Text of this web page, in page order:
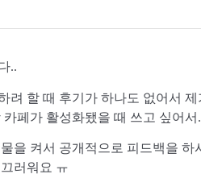
..
려 할 때 후기가 하나도 없어서
페가 활성화됐을 때 쓰고 싶어서
을 켜서 공개적으로 피드백을 하
러워요 ㅠ